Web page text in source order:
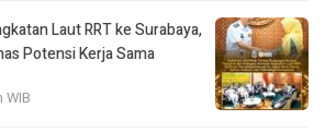
Laut RRT ke Surabaya,
Potensi Kerja Sama
WIB